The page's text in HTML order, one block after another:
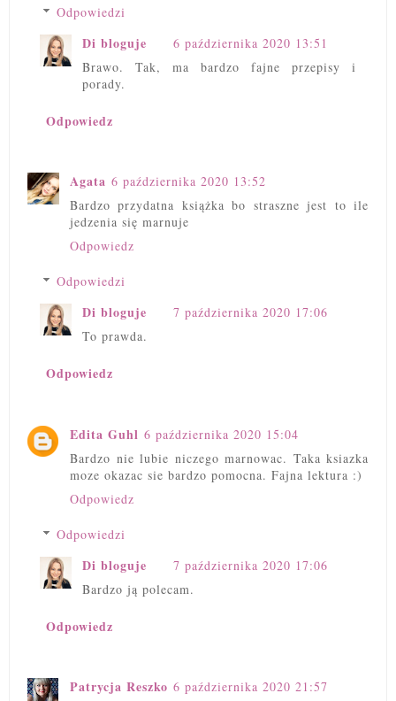
Odpowiedzi
Di bloguje
6 października 2020 13:51
Brawo. Tak, ma bardzo fajne przepisy i
porady.
Odpowiedz
Agata 6 października 2020 13:52
Bardzo przydatna książka bo straszne jest to ile
jedzenia się marnuje
Odpowiedz
Odpowiedzi
Di bloguje
7 października 2020 17:06
To prawda.
Odpowiedz
Edita Guhl 6 października 2020 15:04
Bardzo nie lubie niczego marnowac. Taka ksiazka
moze okazac sie bardzo pomocna. Fajna lektura :)
Odpowiedz
Odpowiedzi
Di bloguje
7 października 2020 17:06
Bardzo ją polecam.
Odpowiedz
Patrycja Reszko 6 października 2020 21:57